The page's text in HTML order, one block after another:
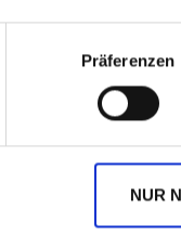
Präferenzen
NUR
Lechler
Düse AD 90